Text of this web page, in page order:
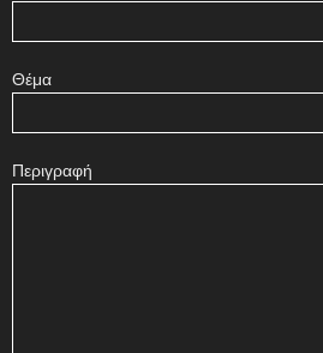
Θέμα
Περιγραφή